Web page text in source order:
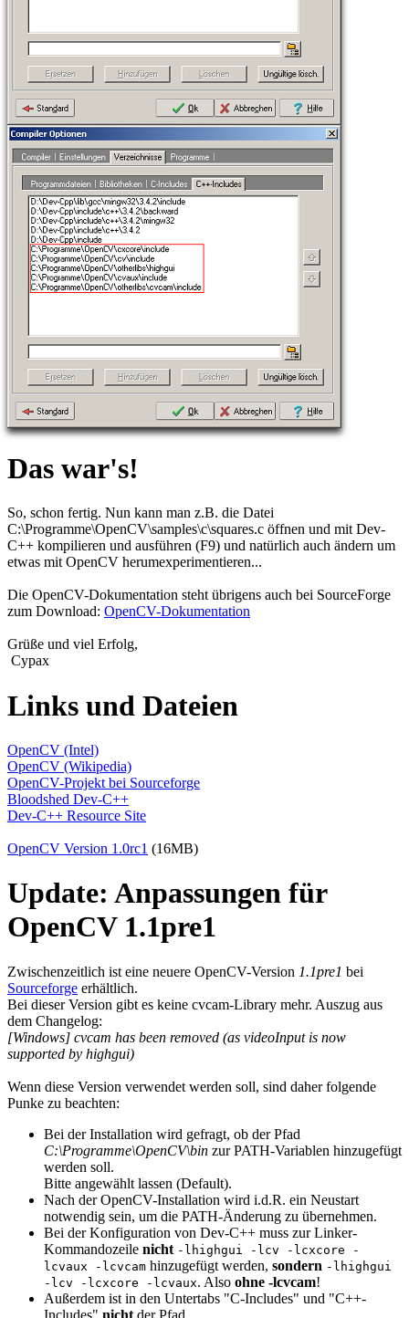
Das war's!
So, schon fertig. Nun kann man z.B. die Datei
C:\Programme\OpenCV\samples\c\squares.c öffnen und mit Dev-
C++ kompilieren und ausführen (F9) und natürlich auch ändern um
etwas mit OpenCV herumexperimentieren...
Die OpenCV-Dokumentation steht übrigens auch bei SourceForge
zum Download: OpenCV-Dokumentation
Grüße und viel Erfolg,
Cypax
Links und Dateien
OpenCV (Intel)
OpenCV (Wikipedia)
OpenCV-Projekt bei Sourceforge
Bloodshed Dev-C++
Dev-C++ Resource Site
OpenCV Version 1.0rc1 (16MB)
Update: Anpassungen für
OpenCV 1.1pre1
Zwischenzeitlich ist eine neuere OpenCV-Version 1.1pre1 bei
Sourceforge erhältlich.
Bei dieser Version gibt es keine cvcam-Library mehr. Auszug aus
dem Changelog:
[Windows] cvcam has been removed (as videoInput is now
supported by highgui)
Wenn diese Version verwendet werden soll, sind daher folgende
Punke zu beachten:
Bei der Installation wird gefragt, ob der Pfad
C:\Programme\OpenCV\bin zur PATH-Variablen hinzugefügt
werden soll.
Bitte angewählt lassen (Default).
Nach der OpenCV-Installation wird i.d.R. ein Neustart
notwendig sein, um die PATH-Änderung zu übernehmen.
Bei der Konfiguration von Dev-C++ muss zur Linker-
Kommandozeile nicht -lhighgui -lcv -lcxcore -
lcvaux -lcvcam hinzugefügt werden, sondern -lhighgui
-lcv -lcxcore -lcvaux. Also ohne -lcvcam!
Außerdem ist in den Untertabs "C-Includes" und "C++-
Includes" nicht der Pfad